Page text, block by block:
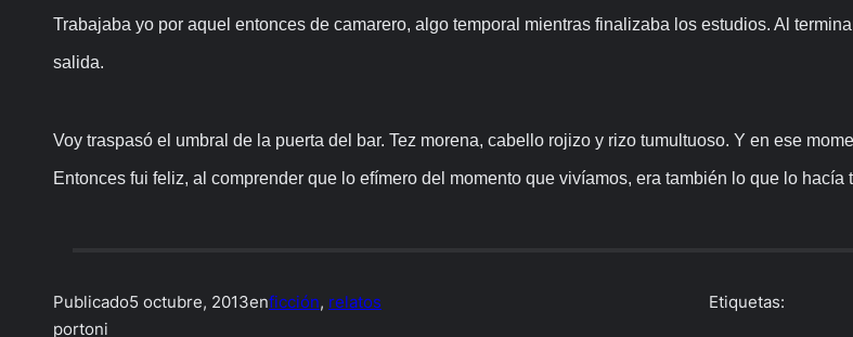
Trabajaba yo por aquel entonces de camarero, algo temporal mientras finalizaba los estudios. Al
salida.
Voy traspasó el umbral de la puerta del bar. Tez morena, cabello rojizo y rizo tumultuoso. Y en ese
Entonces fui feliz, al comprender que lo efímero del momento que vivíamos, era también lo que lo hacía
Publicado5 octubre, 2013enficción, relatos
portoni
Etiquetas: